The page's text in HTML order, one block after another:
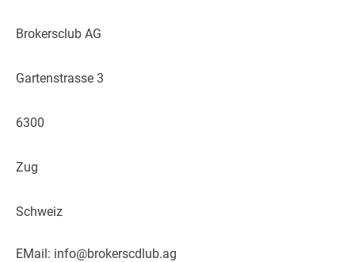
Brokersclub AG
Gartenstrasse 3
6300
Zug
Schweiz
EMail: info@brokerscdlub.ag